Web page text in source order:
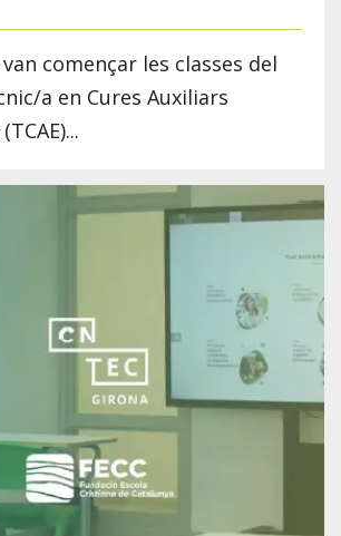
començar les classes del
a en Cures Auxiliars